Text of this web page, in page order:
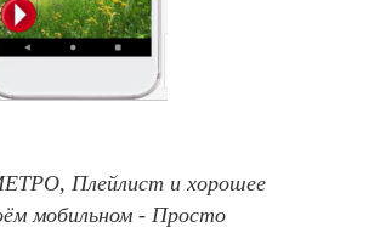
Плейлист и хорошее
мобильном - Просто